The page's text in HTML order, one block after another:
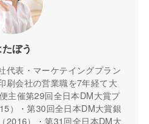
ぼう
代表・マーケテイングプラン
刷会社の営業職を7年経て大
主催第29回全日本DM大賞プ
）・第30回全日本DM大賞銀
2016）・第31回全日本DM大